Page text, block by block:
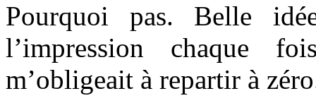
Pourquoi pas. Belle
l’impression chaque
m’obligeait à repartir à